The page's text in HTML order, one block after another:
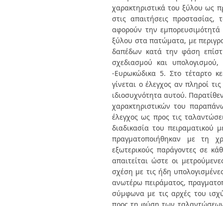
χαρακτηριστικά του ξύλου ως
στις απαιτήσεις
αφορούν την
ξύλου στα πατώματα, με
δαπέδων κατά την φάση
σχεδιασμού και
-Ευρωκώδικα 5. Στο τέταρτο
γίνεται ο έλεγχος αν πληροί
ιδιοσυχνότητα αυτού.
χαρακτηριστικών του
έλεγχος ως προς τις
διαδικασία του
πραγματοποιήθηκαν με τη
εξωτερικούς παράγοντες σε
απαιτείται ώστε οι
σχέση με τις ήδη
ανωτέρω πειράματος,
σύμφωνα με τις αρχές του